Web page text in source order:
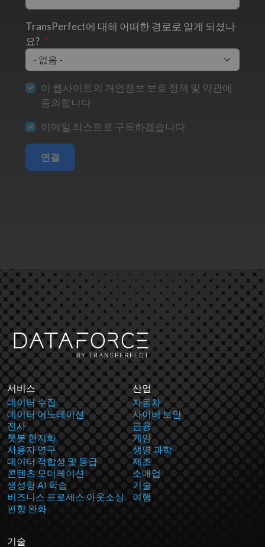
TransPerfect에 대해 어떠한 경로로 알게 되셨나
요?
이 웹사이트의 개인정보 보호 정책 및 약관에
동의합니다
이메일 리스트로 구독하겠습니다
연결
서비스
데이터 수집
데이터 어노테이션
전사
챗봇 현지화
사용자 연구
데이터 적합성 및 등급
콘텐츠 모더레이션
생성형 AI 학습
비즈니스 프로세스 아웃소싱
편향 완화
산업
자동차
사이버 보안
금융
게임
생명 과학
제조
소매업
기술
여행
기술